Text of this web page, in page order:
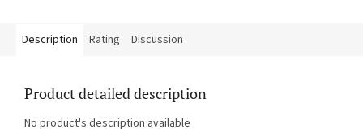
Description Rating Discussion
Product detailed description
No product's description available